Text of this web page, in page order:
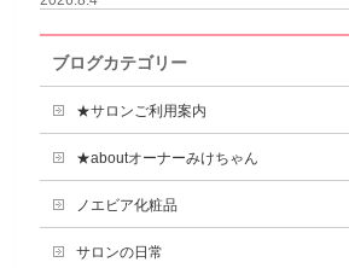
ブログカテゴリー
★サロンご利用案内
★aboutオーナーみけちゃん
ノエビア化粧品
サロンの日常